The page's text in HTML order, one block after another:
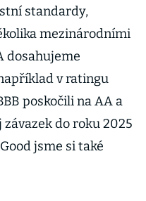
standardy,
mezinárodními
dosahujeme
v ratingu
poskočili na AA a
do roku 2025
jsme si také